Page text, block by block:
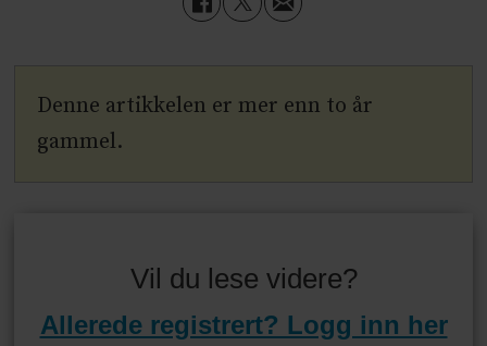
Denne artikkelen er mer enn to år
gammel.
Vil du lese videre?
Allerede registrert? Logg inn her